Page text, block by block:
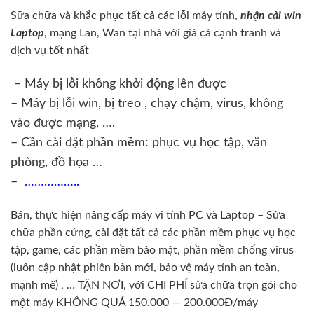
Sữa chữa và khắc phục tất cả các lỗi máy tính, nhận cài win
Laptop, mạng Lan, Wan tại nhà với giá cả cạnh tranh và
dịch vụ tốt nhất
– Máy bị lỗi không khởi động lên được
– Máy bị lỗi win, bị treo , chạy chậm, virus, không
vào được mạng, ….
– Cần cài đặt phần mềm: phục vụ học tập, văn
phòng, đồ họa …
– ……………..
Bán, thực hiện nâng cấp máy vi tính PC và Laptop – Sửa
chữa phần cứng, cài đặt tất cả các phần mềm phục vụ học
tập, game, các phần mềm bảo mật, phần mềm chống virus
(luôn cập nhật phiên bản mới, bảo vệ máy tính an toàn,
mạnh mẽ) , … TẬN NƠI, với CHI PHÍ sửa chữa trọn gói cho
một máy KHÔNG QUÁ 150.000 — 200.000Đ/máy